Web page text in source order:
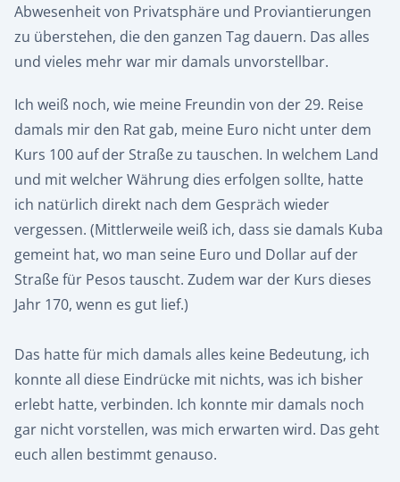
Abwesenheit von Privatsphäre und Proviantierungen
zu überstehen, die den ganzen Tag dauern. Das alles
und vieles mehr war mir damals unvorstellbar.
Ich weiß noch, wie meine Freundin von der 29. Reise
damals mir den Rat gab, meine Euro nicht unter dem
Kurs 100 auf der Straße zu tauschen. In welchem Land
und mit welcher Währung dies erfolgen sollte, hatte
ich natürlich direkt nach dem Gespräch wieder
vergessen. (Mittlerweile weiß ich, dass sie damals Kuba
gemeint hat, wo man seine Euro und Dollar auf der
Straße für Pesos tauscht. Zudem war der Kurs dieses
Jahr 170, wenn es gut lief.)
Das hatte für mich damals alles keine Bedeutung, ich
konnte all diese Eindrücke mit nichts, was ich bisher
erlebt hatte, verbinden. Ich konnte mir damals noch
gar nicht vorstellen, was mich erwarten wird. Das geht
euch allen bestimmt genauso.